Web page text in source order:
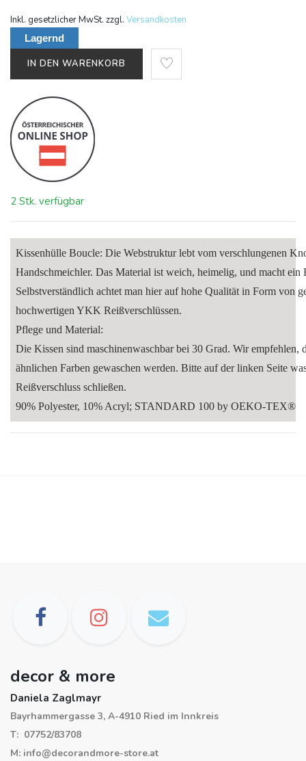
Inkl. gesetzlicher MwSt. zzgl. Versandkosten
Lagernd
IN DEN WARENKORB
2 Stk. verfügbar
Kissenhülle Boucle: Die Webstruktur lebt vom verschlungenen
Handschmeichler. Das Material ist weich, heimelig, und macht ein
Selbstverständlich achtet man hier auf hohe Qualität in Form von
hochwertigen YKK Reißverschlüssen.
Pflege und Material:
Die Kissen sind maschinenwaschbar bei 30 Grad. Wir empfehlen,
ähnlichen Farben gewaschen werden. Bitte auf der linken Seite
Reißverschluss schließen.
90% Polyester, 10% Acryl; STANDARD 100 by OEKO-TEX®
decor & more
Daniela Zaglmayr
Bayrhammergasse 3, A-4910 Ried im Innkreis
T: 07752/83708
M: info@decorandmore-store.at